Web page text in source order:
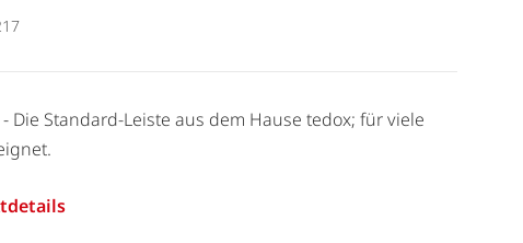
- Die Standard-Leiste aus dem Hause tedox; für viele